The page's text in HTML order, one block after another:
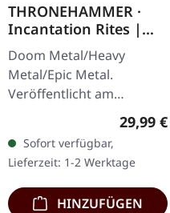
THRONEHAMMER ·
Incantation Rites |
SPLATTER 2LP
Doom Metal/Heavy
Metal/Epic Metal.
Veröffentlicht am
21.10.2022, auf Supreme
Chaos Records. SCR-
exklusives Transparent
Rot/Schwarz/Weiß…
29,99 €
Sofort verfügbar,
Lieferzeit: 1-2 Werktage
HINZUFÜGEN